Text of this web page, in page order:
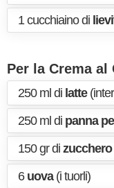
1 cucchiaino di
Per la Crema al
250 ml di latte
250 ml di panna
150 gr di zucchero
6 uova(i tuorli)